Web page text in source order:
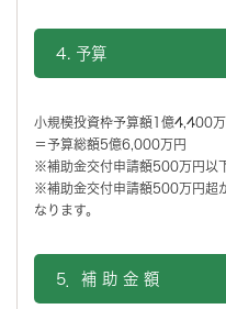
4. 予算
小規模投資枠予算額1億4,400
＝予算総額5億6,000万円
※補助金交付申請額500万円以
※補助金交付申請額500万円超
なります。
5．補 助 金 額